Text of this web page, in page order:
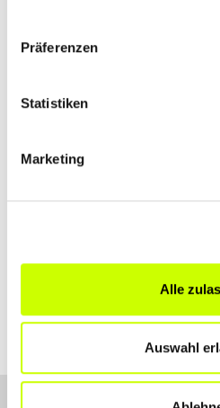
Präferenzen
Statistiken
Marketing
Alle
Auswahl
www.krick.com
EXPERTE
|
+491711265692
www.krick.com